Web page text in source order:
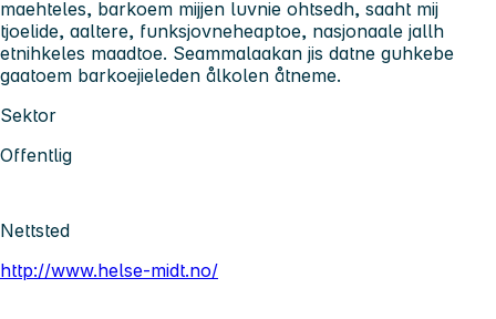
maehteles, barkoem mijjen luvnie ohtsedh, saaht mij
tjoelide, aaltere, funksjovneheaptoe, nasjonaale jallh
etnihkeles maadtoe. Seammalaakan jis datne guhkebe
gaatoem barkoejieleden ålkolen åtneme.
Sektor
Offentlig
Nettsted
http://www.helse-midt.no/